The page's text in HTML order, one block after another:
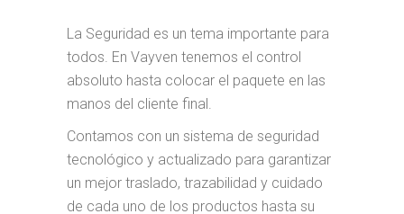
La Seguridad es un tema importante para
todos. En Vayven tenemos el control
absoluto hasta colocar el paquete en las
manos del cliente final.
Contamos con un sistema de seguridad
tecnológico y actualizado para garantizar
un mejor traslado, trazabilidad y cuidado
de cada uno de los productos hasta su